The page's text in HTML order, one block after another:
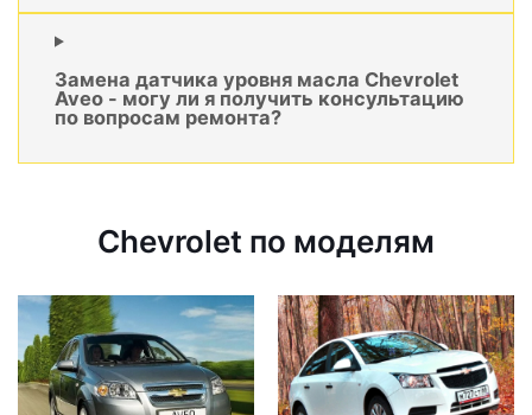
Замена датчика уровня масла Chevrolet
Aveo - могу ли я получить консультацию
по вопросам ремонта?
Chevrolet по моделям